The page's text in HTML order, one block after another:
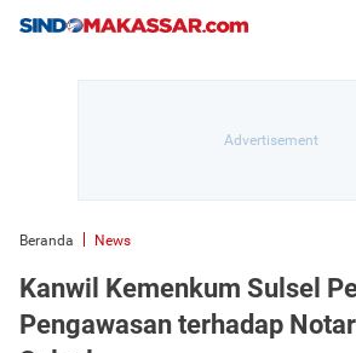
Beranda News
Kanwil Kemenkum Sulsel
Pengawasan terhadap